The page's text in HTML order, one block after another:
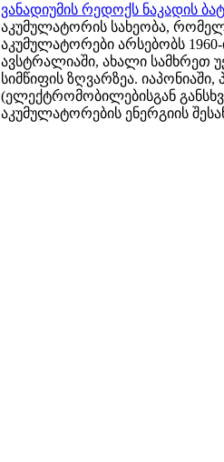
ვანადიუმის რედოქს ნაკადის
აკუმულატორის სახეობა,
აკუმულატორები არსებობს
ავსტრალიაში, ახალი სამხრეთ
სიმწიფის ზღვარზეა.
(ელექტრომობილებისგან
აკუმულატორების ენერგიის